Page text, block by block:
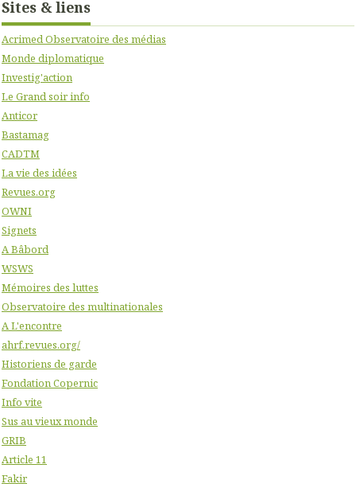
Sites & liens
Acrimed Observatoire des médias
Monde diplomatique
Investig'action
Le Grand soir info
Anticor
Bastamag
CADTM
La vie des idées
Revues.org
OWNI
Signets
A Bâbord
WSWS
Mémoires des luttes
Observatoire des multinationales
A L'encontre
ahrf.revues.org/
Historiens de garde
Fondation Copernic
Info vite
Sus au vieux monde
GRIB
Article 11
Fakir